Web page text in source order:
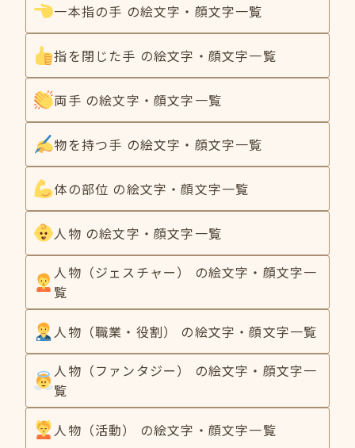
一本指の手 の絵文字・顔文字一覧
指を閉じた手 の絵文字・顔文字一覧
両手 の絵文字・顔文字一覧
物を持つ手 の絵文字・顔文字一覧
体の部位 の絵文字・顔文字一覧
人物 の絵文字・顔文字一覧
人物（ジェスチャー） の絵文字・顔文字一
覧
人物（職業・役割） の絵文字・顔文字一覧
人物（ファンタジー） の絵文字・顔文字一
覧
人物（活動） の絵文字・顔文字一覧